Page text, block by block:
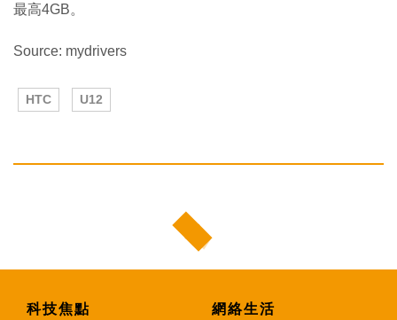
最高4GB。
Source: mydrivers
HTC U12
科技焦點 網絡生活